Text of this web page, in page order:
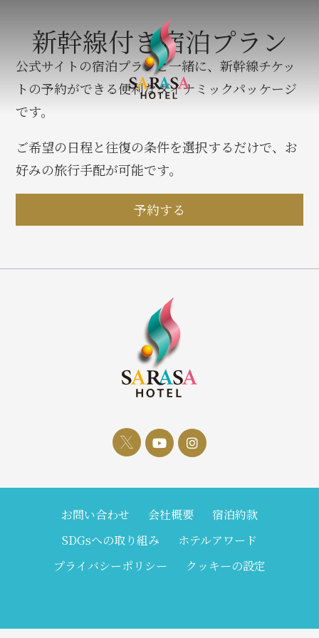
新幹線付き宿泊プラン
公式サイトの宿泊プランと一緒に、新幹線チケッ
トの予約ができる便利なダイナミックパッケージ
です。
ご希望の日程と往復の条件を選択するだけで、お
好みの旅行手配が可能です。
予約する
お問い合わせ 会社概要
宿泊約款
SDGsへの取り組み
ホテルアワード
プライバシーポリシー
クッキーの設定